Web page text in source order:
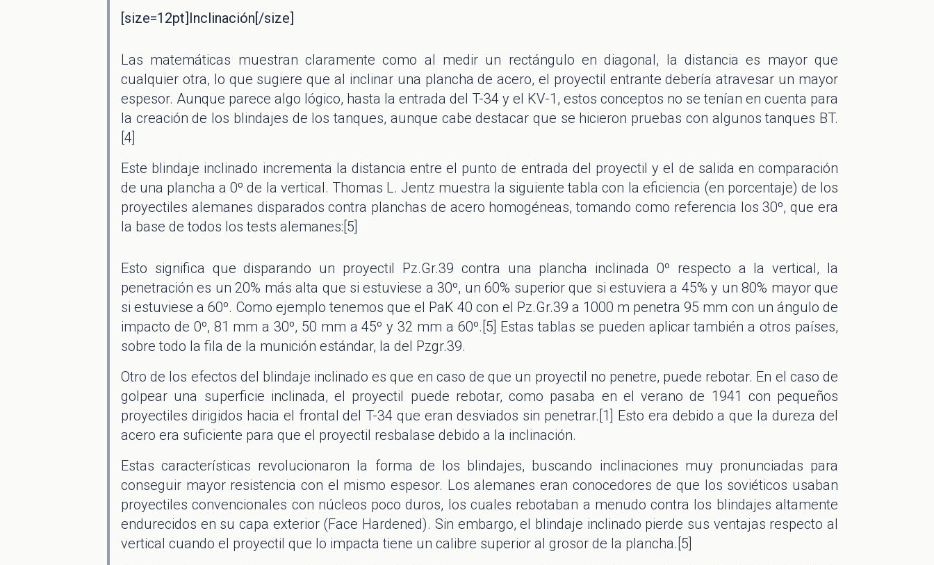
[size=12pt]Inclinación[/size]
Las matemáticas muestran claramente como al medir un rectángulo en diagonal, la distancia es mayor que
cualquier otra, lo que sugiere que al inclinar una plancha de acero, el proyectil entrante debería atravesar un mayor
espesor. Aunque parece algo lógico, hasta la entrada del T-34 y el KV-1, estos conceptos no se tenían en cuenta para
la creación de los blindajes de los tanques, aunque cabe destacar que se hicieron pruebas con algunos tanques BT.
[4]
Este blindaje inclinado incrementa la distancia entre el punto de entrada del proyectil y el de salida en comparación
de una plancha a 0º de la vertical. Thomas L. Jentz muestra la siguiente tabla con la eficiencia (en porcentaje) de los
proyectiles alemanes disparados contra planchas de acero homogéneas, tomando como referencia los 30º, que era
la base de todos los tests alemanes:[5]
Esto significa que disparando un proyectil Pz.Gr.39 contra una plancha inclinada 0º respecto a la vertical, la
penetración es un 20% más alta que si estuviese a 30º, un 60% superior que si estuviera a 45% y un 80% mayor que
si estuviese a 60º. Como ejemplo tenemos que el PaK 40 con el Pz.Gr.39 a 1000 m penetra 95 mm con un ángulo de
impacto de 0º, 81 mm a 30º, 50 mm a 45º y 32 mm a 60º.[5] Estas tablas se pueden aplicar también a otros países,
sobre todo la fila de la munición estándar, la del Pzgr.39.
Otro de los efectos del blindaje inclinado es que en caso de que un proyectil no penetre, puede rebotar. En el caso de
golpear una superficie inclinada, el proyectil puede rebotar, como pasaba en el verano de 1941 con pequeños
proyectiles dirigidos hacia el frontal del T-34 que eran desviados sin penetrar.[1] Esto era debido a que la dureza del
acero era suficiente para que el proyectil resbalase debido a la inclinación.
Estas características revolucionaron la forma de los blindajes, buscando inclinaciones muy pronunciadas para
conseguir mayor resistencia con el mismo espesor. Los alemanes eran conocedores de que los soviéticos usaban
proyectiles convencionales con núcleos poco duros, los cuales rebotaban a menudo contra los blindajes altamente
endurecidos en su capa exterior (Face Hardened). Sin embargo, el blindaje inclinado pierde sus ventajas respecto al
vertical cuando el proyectil que lo impacta tiene un calibre superior al grosor de la plancha.[5]